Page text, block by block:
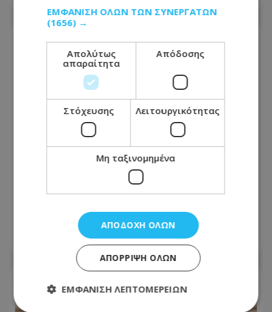
Ισαάκ και Σολωμού δεν ξεχάστηκαν –
Απόψε η μεγάλη εκδήλωση μνήμης
08.08.2026 - 07:35
ΕΜΦΆΝΙΣΗ ΌΛΩΝ ΤΩΝ ΣΥΝΕΡΓΑΤΏΝ
(1656) →
Απολύτως
απαραίτητα
Απόδοσης
Στόχευσης Λειτουργικότητας
Μη ταξινομημένα
ΑΠΟΔΟΧΉ ΌΛΩΝ
ΑΠΌΡΡΙΨΗ ΌΛΩΝ
ΕΜΦΆΝΙΣΗ ΛΕΠΤΟΜΕΡΕΙΏΝ